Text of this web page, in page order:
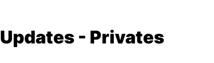
Updates - Privates